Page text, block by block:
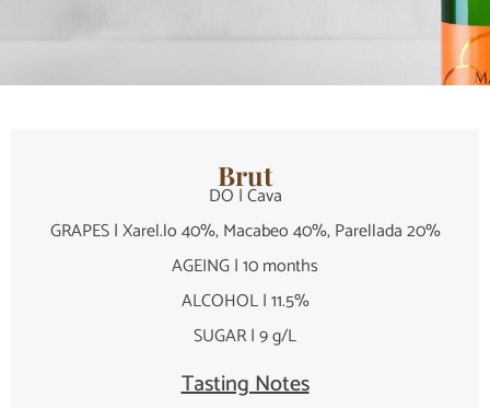
Brut
DO | Cava
GRAPES | Xarel.lo 40%, Macabeo 40%, Parellada 20%
AGEING | 10 months
ALCOHOL | 11.5%
SUGAR | 9 g/L
Tasting Notes